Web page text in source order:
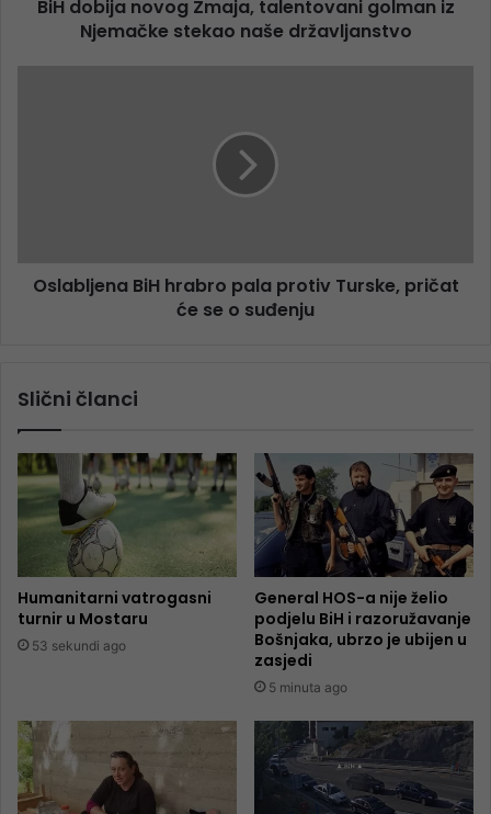
BiH dobija novog Zmaja, talentovani golman iz
Njemačke stekao naše državljanstvo
Oslabljena BiH hrabro pala protiv Turske, pričat
će se o suđenju
Slični članci
Humanitarni vatrogasni
turnir u Mostaru
53 sekundi ago
General HOS-a nije želio
podjelu BiH i razoružavanje
Bošnjaka, ubrzo je ubijen u
zasjedi
5 minuta ago